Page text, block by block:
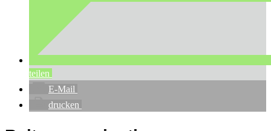
teilen
E-Mail
drucken